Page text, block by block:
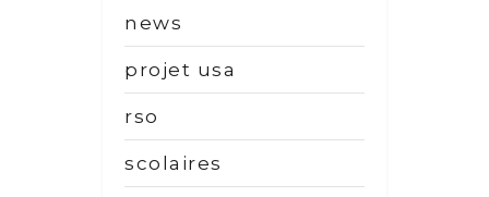
news
projet usa
rso
scolaires